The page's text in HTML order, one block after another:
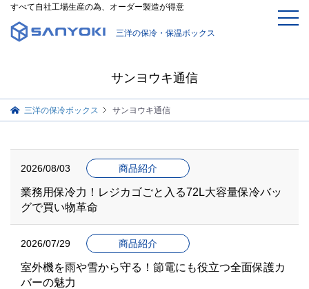
すべて自社工場生産の為、オーダー製造が得意
三洋の保冷・保温ボックス
サンヨウキ通信
三洋の保冷ボックス サンヨウキ通信
2026/08/03 商品紹介
業務用保冷力！レジカゴごと入る72L大容量保冷バッ
グで買い物革命
2026/07/29 商品紹介
室外機を雨や雪から守る！節電にも役立つ全面保護カ
バーの魅力